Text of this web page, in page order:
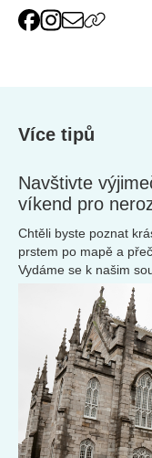
Více tipů
Navštivte
víkend pro
Chtěli byste poznat
prstem po mapě a
Vydáme se k našim